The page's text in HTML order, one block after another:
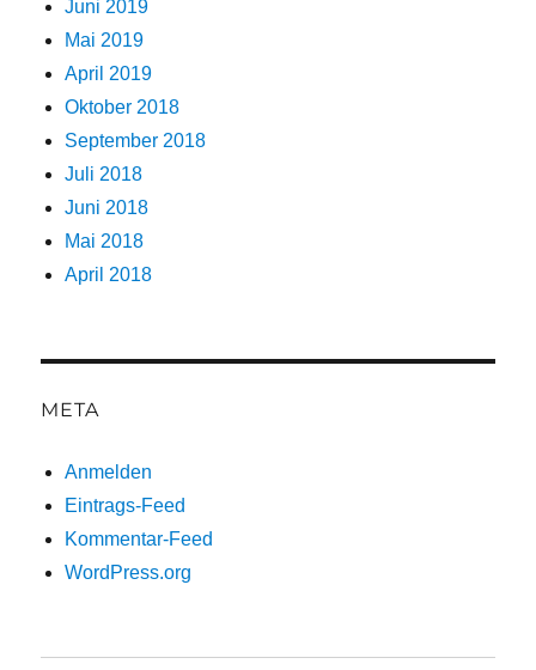
Juni 2019
Mai 2019
April 2019
Oktober 2018
September 2018
Juli 2018
Juni 2018
Mai 2018
April 2018
META
Anmelden
Eintrags-Feed
Kommentar-Feed
WordPress.org